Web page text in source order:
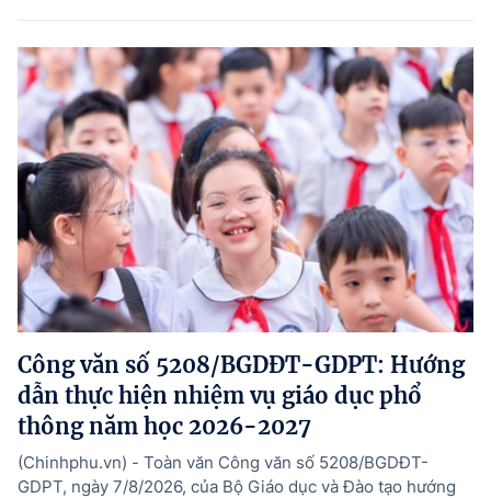
Công văn số 5208/BGDĐT-GDPT: Hướng
dẫn thực hiện nhiệm vụ giáo dục phổ
thông năm học 2026-2027
(Chinhphu.vn) - Toàn văn Công văn số 5208/BGDĐT-
GDPT, ngày 7/8/2026, của Bộ Giáo dục và Đào tạo hướng